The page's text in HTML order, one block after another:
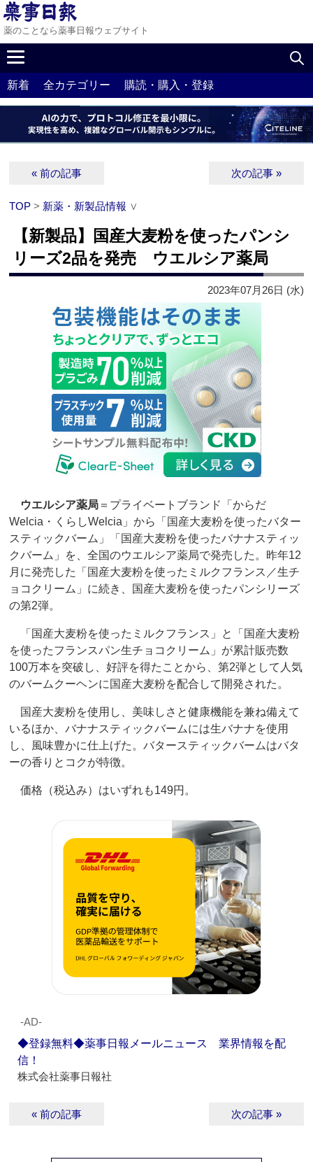
薬のことなら薬事日報ウェブサイト
新着 全カテゴリー 購読・購入・登録
« 前の記事 次の記事 »
TOP > 新薬・新製品情報 ∨
【新製品】国産大麦粉を使ったパンシ
リーズ2品を発売 ウエルシア薬局
2023年07月26日 (水)
ウエルシア薬局 ＝プライベートブランド「からだ
Welcia・くらしWelcia」から「国産大麦粉を使ったバター
スティックバーム」「国産大麦粉を使ったバナナスティッ
クバーム」を、全国のウエルシア薬局で発売した。昨年12
月に発売した「国産大麦粉を使ったミルクフランス／生チ
ョコクリーム」に続き、国産大麦粉を使ったパンシリーズ
の第2弾。
「国産大麦粉を使ったミルクフランス」と「国産大麦粉
を使ったフランスパン生チョコクリーム」が累計販売数
100万本を突破し、好評を得たことから、第2弾として人気
のバームクーヘンに国産大麦粉を配合して開発された。
国産大麦粉を使用し、美味しさと健康機能を兼ね備えて
いるほか、バナナスティックバームには生バナナを使用
し、風味豊かに仕上げた。バタースティックバームはバタ
ーの香りとコクが特徴。
価格（税込み）はいずれも149円。
‐AD‐
◆登録無料◆薬事日報メールニュース 業界情報を配
信！
株式会社薬事日報社
« 前の記事 次の記事 »